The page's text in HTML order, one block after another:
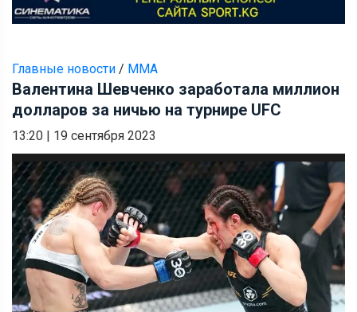
Главные новости / ММА
Валентина Шевченко заработала миллион
долларов за ничью на турнире UFC
13:20 | 19 сентября 2023